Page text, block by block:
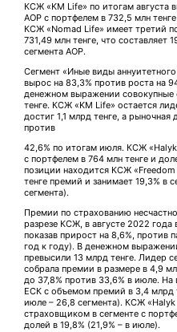
КСЖ «KM Life» по итогам августа
АОР с портфелем в 732,5 млн
КСЖ «Nomad Life» имеет третий
731,49 млн тенге, что составляет
сегмента АОР.
Сегмент «Иные виды
вырос на 83,3% против роста на
денежном выражении
тенге. КСЖ «KM Life» остается
достиг 1,1 млрд тенге, а
против
42,6% по итогам июля. КСЖ
с портфелем в 764 млн тенге и
позиции находится КСЖ
тенге премий и занимает 19,3% в
сегмента).
Премии по страхованию
разрезе КСЖ, в августе 2022
показав прирост на 8,6%, против
год к году). В денежном
превысили 13 млрд тенге. Лидер
собрала премии в размере в 4,9
до 37,8% против 33,6% в июле.
ЕСК с объемом премий в 3,4 млрд
июле – 26,8 сегмента). КСЖ
страховщиком в сегменте с
долей в 19,8% (21,9% – в июле).